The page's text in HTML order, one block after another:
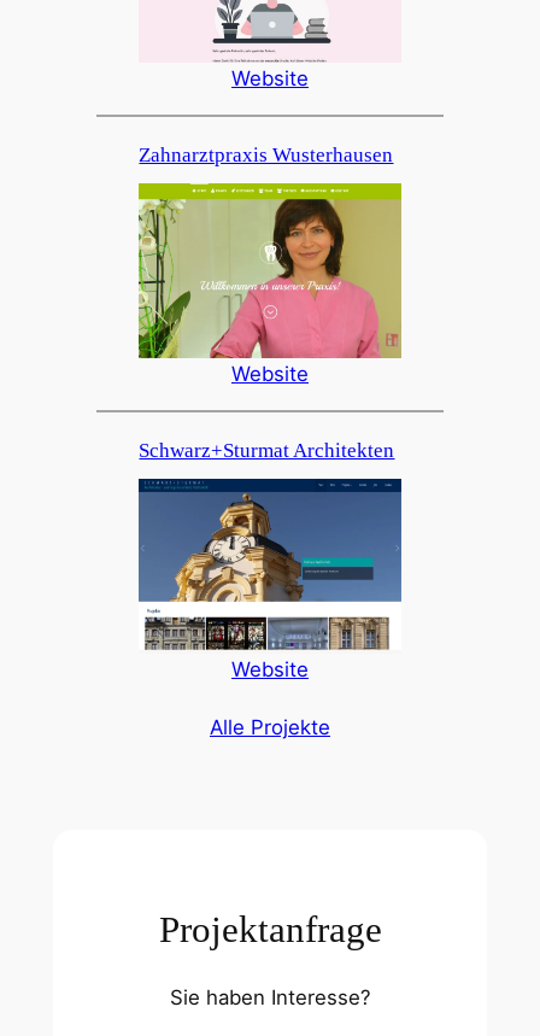
Website
Zahnarztpraxis Wusterhausen
Website
Schwarz+Sturmat Architekten
Website
Alle Projekte
Projektanfrage
Sie haben Interesse?